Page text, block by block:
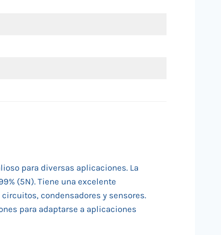
para diversas aplicaciones. La
(5N). Tiene una excelente
condensadores y sensores.
para adaptarse a aplicaciones